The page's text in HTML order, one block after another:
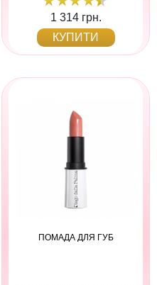
1 314 грн.
КУПИТИ
ПОМАДА ДЛЯ ГУБ